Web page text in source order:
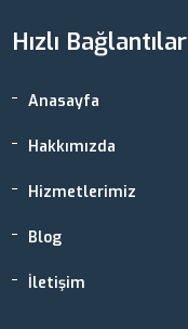
Hızlı Bağlantılar
Anasayfa
Hakkımızda
Hizmetlerimiz
Blog
İletişim